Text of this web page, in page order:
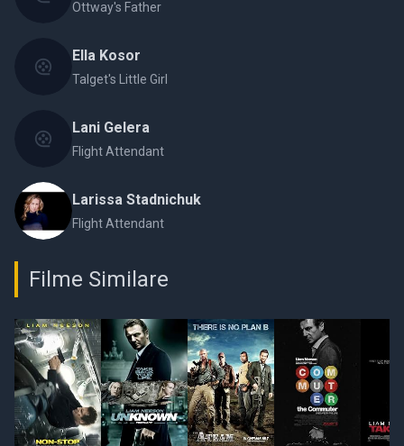
Ottway's Father
Ella Kosor
Talget's Little Girl
Lani Gelera
Flight Attendant
Larissa Stadnichuk
Flight Attendant
Filme Similare